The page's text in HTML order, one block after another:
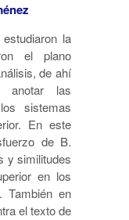
la
el plano
de ahí
anotar las
sistemas
En este
de B.
y similitudes
en los
También en
el texto de